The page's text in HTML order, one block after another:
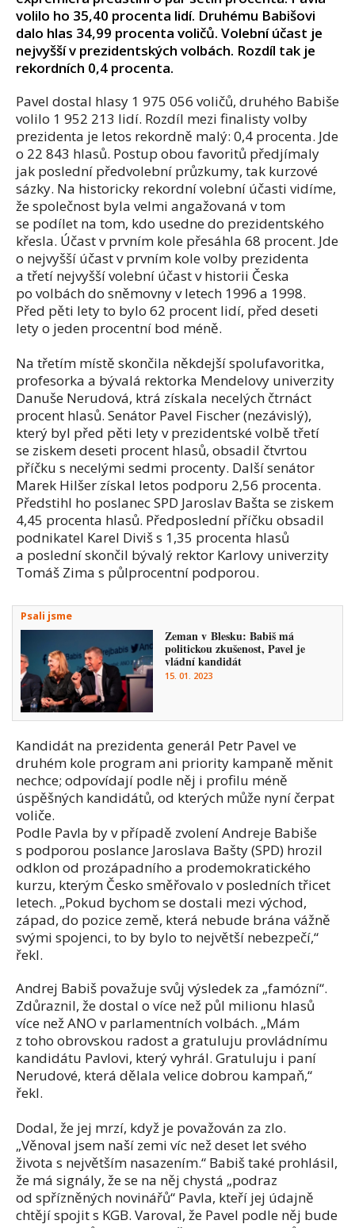
volilo ho 35,40 procenta lidí. Druhému Babišovi
dalo hlas 34,99 procenta voličů. Volební účast je
nejvyšší v prezidentských volbách. Rozdíl tak je
rekordních 0,4 procenta.
Pavel dostal hlasy 1 975 056 voličů, druhého Babiše
volilo 1 952 213 lidí. Rozdíl mezi finalisty volby
prezidenta je letos rekordně malý: 0,4 procenta. Jde
o 22 843 hlasů. Postup obou favoritů předjímaly
jak poslední předvolební průzkumy, tak kurzové
sázky. Na historicky rekordní volební účasti vidíme,
že společnost byla velmi angažovaná v tom
se podílet na tom, kdo usedne do prezidentského
křesla. Účast v prvním kole přesáhla 68 procent. Jde
o nejvyšší účast v prvním kole volby prezidenta
a třetí nejvyšší volební účast v historii Česka
po volbách do sněmovny v letech 1996 a 1998.
Před pěti lety to bylo 62 procent lidí, před deseti
lety o jeden procentní bod méně.
Na třetím místě skončila někdejší spolufavoritka,
profesorka a bývalá rektorka Mendelovy univerzity
Danuše Nerudová, ktrá získala necelých čtrnáct
procent hlasů. Senátor Pavel Fischer (nezávislý),
který byl před pěti lety v prezidentské volbě třetí
se ziskem deseti procent hlasů, obsadil čtvrtou
příčku s necelými sedmi procenty. Další senátor
Marek Hilšer získal letos podporu 2,56 procenta.
Předstihl ho poslanec SPD Jaroslav Bašta se ziskem
4,45 procenta hlasů. Předposlední příčku obsadil
podnikatel Karel Diviš s 1,35 procenta hlasů
a poslední skončil bývalý rektor Karlovy univerzity
Tomáš Zima s půlprocentní podporou.
Psali jsme
Zeman v Blesku: Babiš má
politickou zkušenost, Pavel je
vládní kandidát
15. 01. 2023
Kandidát na prezidenta generál Petr Pavel ve
druhém kole program ani priority kampaně měnit
nechce; odpovídají podle něj i profilu méně
úspěšných kandidátů, od kterých může nyní čerpat
voliče.
Podle Pavla by v případě zvolení Andreje Babiše
s podporou poslance Jaroslava Bašty (SPD) hrozil
odklon od prozápadního a prodemokratického
kurzu, kterým Česko směřovalo v posledních třicet
letech. „Pokud bychom se dostali mezi východ,
západ, do pozice země, která nebude brána vážně
svými spojenci, to by bylo to největší nebezpečí,“
řekl.
Andrej Babiš považuje svůj výsledek za „famózní“.
Zdůraznil, že dostal o více než půl milionu hlasů
více než ANO v parlamentních volbách. „Mám
z toho obrovskou radost a gratuluju provládnímu
kandidátu Pavlovi, který vyhrál. Gratuluju i paní
Nerudové, která dělala velice dobrou kampaň,“
řekl.
Dodal, že jej mrzí, když je považován za zlo.
„Věnoval jsem naší zemi víc než deset let svého
života s největším nasazením.“ Babiš také prohlásil,
že má signály, že se na něj chystá „podraz
od spřízněných novinářů“ Pavla, kteří jej údajně
chtějí spojit s KGB. Varoval, že Pavel podle něj bude